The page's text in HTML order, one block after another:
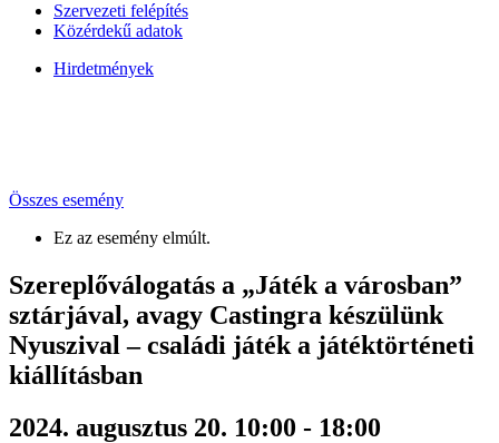
Szervezeti felépítés
Közérdekű adatok
Hirdetmények
Összes esemény
Ez az esemény elmúlt.
Szereplőválogatás a „Játék a városban”
sztárjával, avagy Castingra készülünk
Nyuszival – családi játék a játéktörténeti
kiállításban
2024. augusztus 20. 10:00 - 18:00